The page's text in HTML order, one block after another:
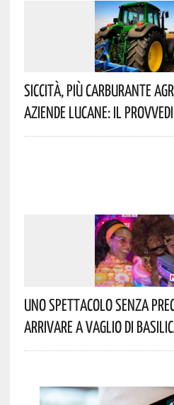
Siccità, Più Carburante
Aziende Lucane: Il
Uno Spettacolo Senza
Arrivare A Vaglio Di